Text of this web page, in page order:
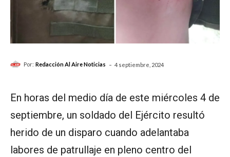
Por: Redacción Al Aire Noticias - 4 septiembre, 2024
En horas del medio día de este miércoles 4 de
septiembre, un soldado del Ejército resultó
herido de un disparo cuando adelantaba
labores de patrullaje en pleno centro del